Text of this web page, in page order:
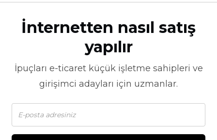
İnternetten nasıl satış
yapılır
İpuçları e-ticaretküçük işletme sahipleri ve
girişimci adayları için uzmanlar.